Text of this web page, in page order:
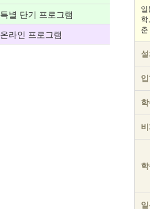
특별 단기 프로그램
온라인 프로그램
일
학
춘
입